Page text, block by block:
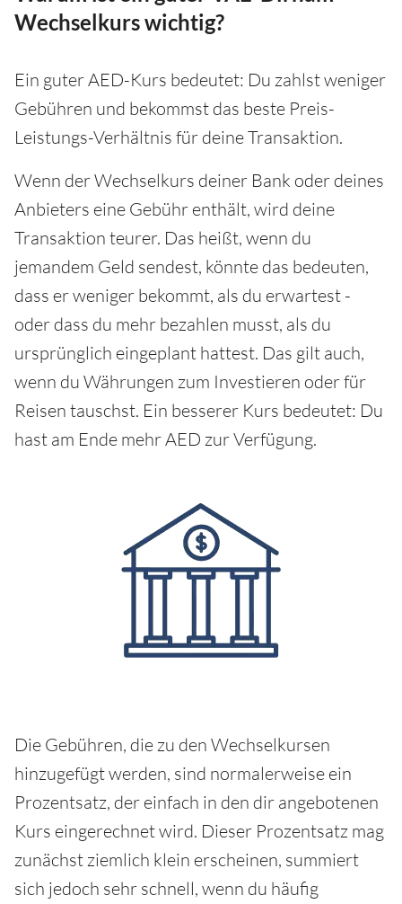
Wechselkurs wichtig?
Ein guter AED-Kurs bedeutet: Du zahlst weniger
Gebühren und bekommst das beste Preis-
Leistungs-Verhältnis für deine Transaktion.
Wenn der Wechselkurs deiner Bank oder deines
Anbieters eine Gebühr enthält, wird deine
Transaktion teurer. Das heißt, wenn du
jemandem Geld sendest, könnte das bedeuten,
dass er weniger bekommt, als du erwartest -
oder dass du mehr bezahlen musst, als du
ursprünglich eingeplant hattest. Das gilt auch,
wenn du Währungen zum Investieren oder für
Reisen tauschst. Ein besserer Kurs bedeutet: Du
hast am Ende mehr AED zur Verfügung.
Die Gebühren, die zu den Wechselkursen
hinzugefügt werden, sind normalerweise ein
Prozentsatz, der einfach in den dir angebotenen
Kurs eingerechnet wird. Dieser Prozentsatz mag
zunächst ziemlich klein erscheinen, summiert
sich jedoch sehr schnell, wenn du häufig